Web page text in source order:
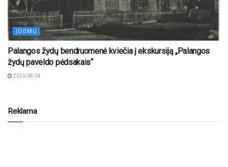
ĮDOMU
Palangos žydų bendruomenė kviečia į ekskursiją „Palangos
žydų paveldo pėdsakais“
2026-08-04
Reklama